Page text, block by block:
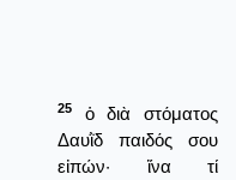
25
ὁ διὰ στόματος
Δαυῒδ παιδός σου
εἰπών· ἵνα τί